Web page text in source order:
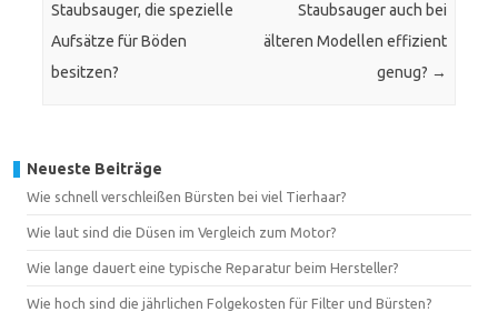
Staubsauger, die spezielle
Aufsätze für Böden
besitzen?
Staubsauger auch bei
älteren Modellen effizient
genug? →
Neueste Beiträge
Wie schnell verschleißen Bürsten bei viel Tierhaar?
Wie laut sind die Düsen im Vergleich zum Motor?
Wie lange dauert eine typische Reparatur beim Hersteller?
Wie hoch sind die jährlichen Folgekosten für Filter und Bürsten?